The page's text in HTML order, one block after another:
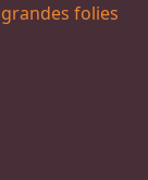
folies